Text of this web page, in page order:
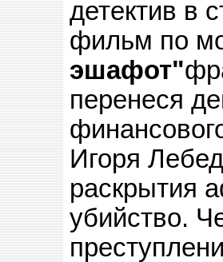
детектив в
фильм по
эшафот"
перенеся
Игоря
раскрытия
убийство.